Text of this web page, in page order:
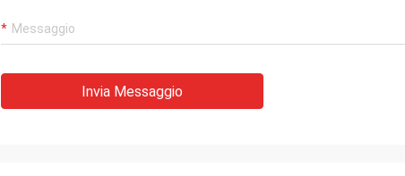
Invia Messaggio